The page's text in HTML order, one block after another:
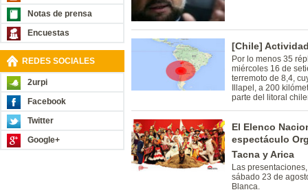
Notas de prensa
Encuestas
REDES SOCIALES
2urpi
Facebook
Twitter
Google+
[Chile]
Por lo menos 35
miércoles 16 de
terremoto de 8,4,
Illapel, a 200
parte del litoral
El Elenco
espectáculo
Tacna y Arica
Las
sábado 23 de
Blanca.